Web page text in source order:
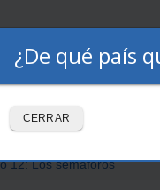
Premium
12: Los semáforos
¿De qué país
CERRAR